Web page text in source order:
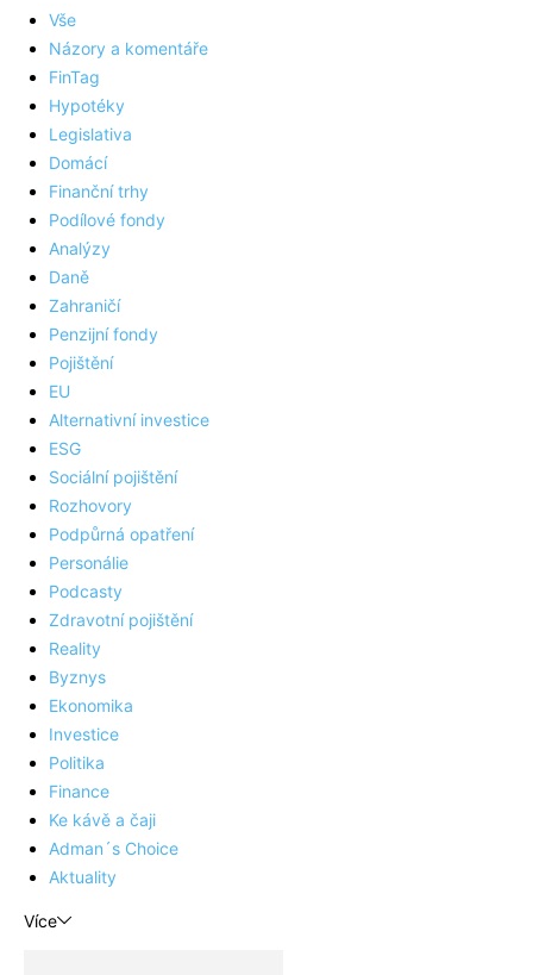
Vše
Názory a komentáře
FinTag
Hypotéky
Legislativa
Domácí
Finanční trhy
Podílové fondy
Analýzy
Daně
Zahraničí
Penzijní fondy
Pojištění
EU
Alternativní investice
ESG
Sociální pojištění
Rozhovory
Podpůrná opatření
Personálie
Podcasty
Zdravotní pojištění
Reality
Byznys
Ekonomika
Investice
Politika
Finance
Ke kávě a čaji
Adman´s Choice
Aktuality
Více